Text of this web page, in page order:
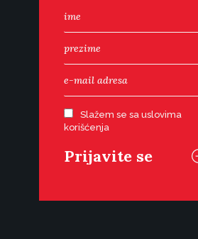
Slažem se sa uslovima
korišćenja